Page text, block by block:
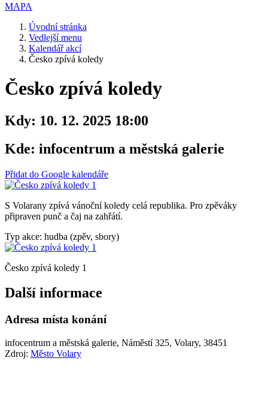
MAPA
Úvodní stránka
Vedlejší menu
Kalendář akcí
Česko zpívá koledy
Česko zpívá koledy
Kdy: 10. 12. 2025 18:00
Kde: infocentrum a městská galerie
Přidat do Google kalendáře
S Volarany zpívá vánoční koledy celá republika. Pro zpěváky
připraven punč a čaj na zahřátí.
Typ akce: hudba (zpěv, sbory)
Česko zpívá koledy 1
Další informace
Adresa místa konání
infocentrum a městská galerie, Náměstí 325, Volary, 38451
Zdroj: Město Volary